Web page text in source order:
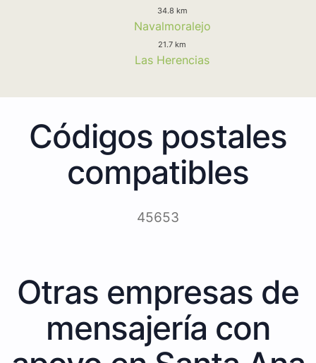
34.8 km
Navalmoralejo
21.7 km
Las Herencias
Códigos postales
compatibles
45653
Otras empresas de
mensajería con